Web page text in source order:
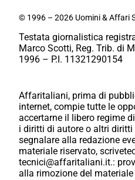
© 1996 – 2026 Uomini & Affari
Testata giornalistica
Marco Scotti, Reg. Trib. di
1996 – P.I. 11321290154
Affaritaliani, prima di
internet, compie tutte le
accertarne il libero regime
i diritti di autore o altri diritti
segnalare alla redazione
materiale riservato,
tecnici@affaritaliani.it.:
alla rimozione del